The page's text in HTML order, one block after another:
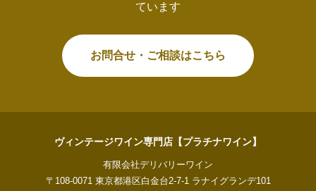
ています
お問合せ・ご相談はこちら
ヴィンテージワイン専門店【プラチナワイン】
有限会社デリバリーワイン
〒108-0071 東京都港区白金台2-7-1 ラナイグランデ101